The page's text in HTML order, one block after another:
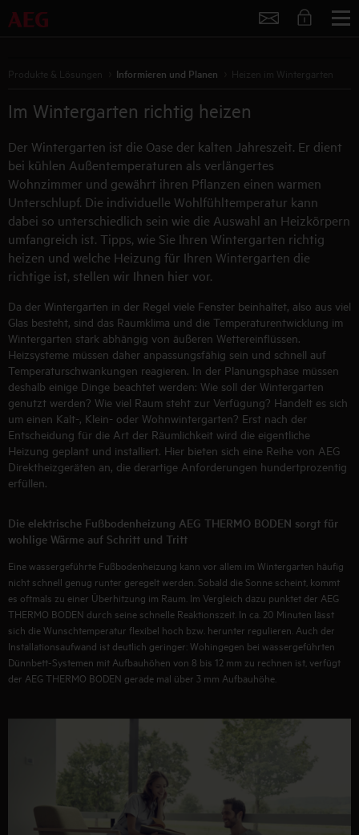
Service
Produkte & Lösungen Informieren und Planen Heizen im Wintergarten
Im Wintergarten richtig heizen
Der Wintergarten ist die Oase der kalten Jahreszeit. Er dient
bei kühlen Außentemperaturen als verlängertes
Wohnzimmer und gewährt ihren Pflanzen einen warmen
Unterschlupf. Die individuelle Wohlfühltemperatur kann
dabei so unterschiedlich sein wie die Auswahl an Heizkörpern
umfangreich ist. Tipps, wie Sie Ihren Wintergarten richtig
heizen und welche Heizung für Ihren Wintergarten die
richtige ist, stellen wir Ihnen hier vor.
Da der Wintergarten in der Regel viele Fenster beinhaltet, also aus viel
Glas besteht, sind das Raumklima und die Temperaturentwicklung im
Wintergarten stark abhängig von äußeren Wettereinflüssen.
Heizsysteme müssen daher anpassungsfähig sein und schnell auf
Temperaturschwankungen reagieren. In der Planungsphase müssen
deshalb einige Dinge beachtet werden: Wie soll der Wintergarten
genutzt werden? Wie viel Raum steht zur Verfügung? Handelt es sich
um einen Kalt-, Klein- oder Wohnwintergarten? Erst nach der
Entscheidung für die Art der Räumlichkeit wird die eigentliche
Heizung geplant und installiert. Hier bieten sich eine Reihe von AEG
Direktheizgeräten an, die derartige Anforderungen hundertprozentig
erfüllen.
Die elektrische Fußbodenheizung AEG THERMO BODEN sorgt für
wohlige Wärme auf Schritt und Tritt
Eine wassergeführte Fußbodenheizung kann vor allem im Wintergarten häufig
nicht schnell genug runter geregelt werden. Sobald die Sonne scheint, kommt
es oftmals zu einer Überhitzung im Raum. Im Vergleich dazu punktet der AEG
THERMO BODEN durch seine schnelle Reaktionszeit. In ca. 20 Minuten lässt
sich die Wunschtemperatur flexibel hoch bzw. herunter regulieren. Auch der
Installationsaufwand ist deutlich geringer: Wohingegen bei wassergeführten
Dünnbett-Systemen mit Aufbauhöhen von 8 bis 12 mm zu rechnen ist, verfügt
der AEG THERMO BODEN gerade mal über 3 mm Aufbauhöhe.